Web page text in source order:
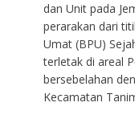
dan Unit pada
perarakan dari
Umat (BPU)
terletak di areal
bersebelahan
Kecamatan